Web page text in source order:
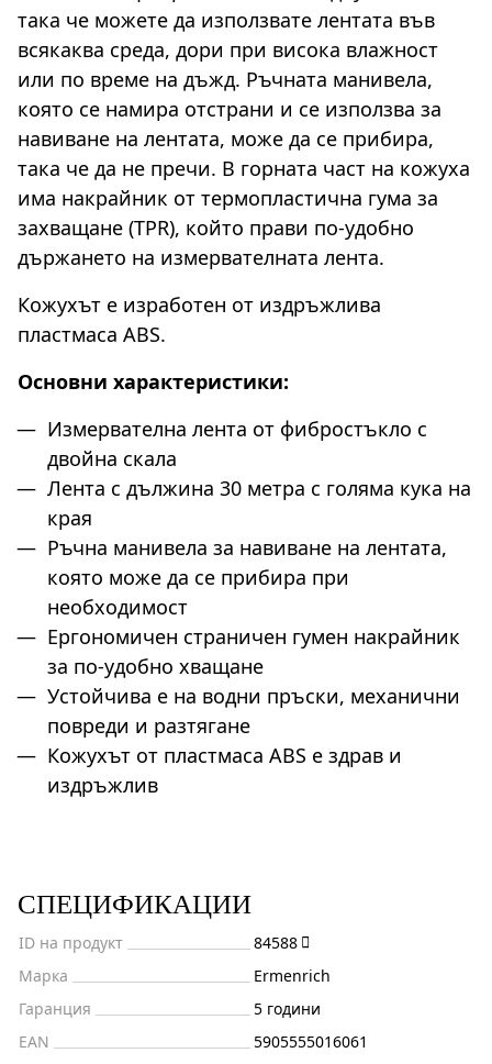
така че можете да използвате лентата във
всякаква среда, дори при висока влажност
или по време на дъжд. Ръчната манивела,
която се намира отстрани и се използва за
навиване на лентата, може да се прибира,
така че да не пречи. В горната част на кожуха
има накрайник от термопластична гума за
захващане (TPR), който прави по-удобно
държането на измервателната лента.
Кожухът е изработен от издръжлива
пластмаса ABS.
Основни характеристики:
Измервателна лента от фибростъкло с
двойна скала
Лента с дължина 30 метра с голяма кука на
края
Ръчна манивела за навиване на лентата,
която може да се прибира при
необходимост
Ергономичен страничен гумен накрайник
за по-удобно хващане
Устойчива е на водни пръски, механични
повреди и разтягане
Кожухът от пластмаса ABS е здрав и
издръжлив
СПЕЦИФИКАЦИИ
ID на продукт
84588
Марка
Ermenrich
Гаранция
5 години
EAN
5905555016061